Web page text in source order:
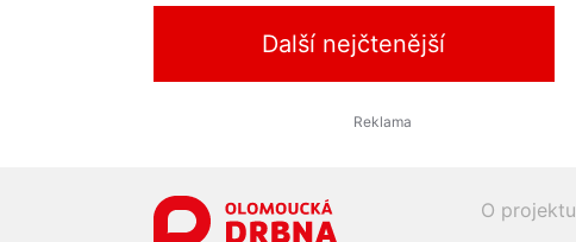
Další nejčtenější
O projektu